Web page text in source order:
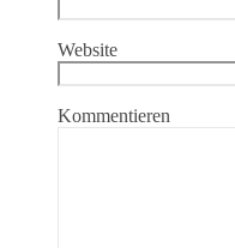
Website
Kommentieren